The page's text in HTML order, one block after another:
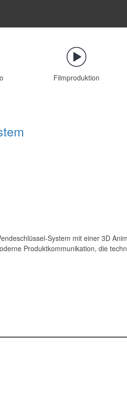
Filmproduktion
System mit einer 3D
Produktkommunikation, die